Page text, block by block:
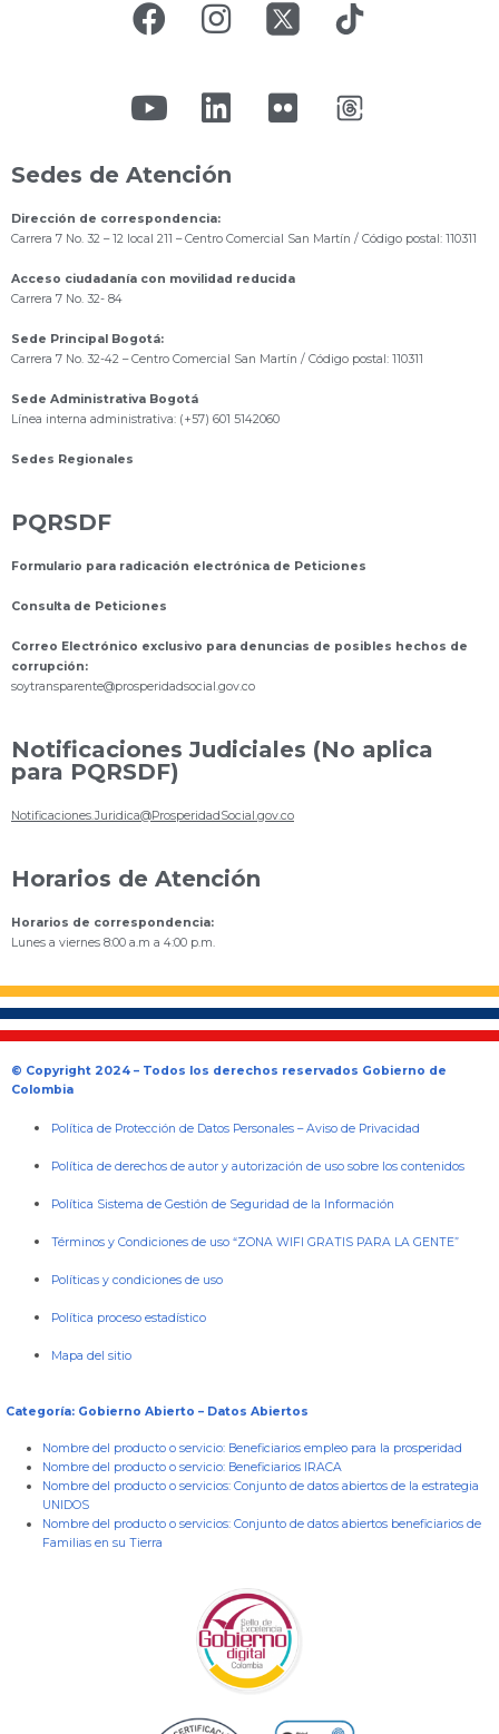
Sedes de Atención
Dirección de correspondencia:
Carrera 7 No. 32 – 12 local 211 – Centro Comercial San Martín / Código postal: 110311
Acceso ciudadanía con movilidad reducida
Carrera 7 No. 32- 84
Sede Principal Bogotá:
Carrera 7 No. 32-42 – Centro Comercial San Martín / Código postal: 110311
Sede Administrativa Bogotá
Línea interna administrativa: (+57) 601 5142060
Sedes Regionales
PQRSDF
Formulario para radicación electrónica de Peticiones
Consulta de Peticiones
Correo Electrónico exclusivo para denuncias de posibles hechos de
corrupción:
soytransparente@prosperidadsocial.gov.co
Notificaciones Judiciales (No aplica
para PQRSDF)
Notificaciones.Juridica@ProsperidadSocial.gov.co
Horarios de Atención
Horarios de correspondencia:
Lunes a viernes 8:00 a.m a 4:00 p.m.
© Copyright 2024 – Todos los derechos reservados Gobierno de
Colombia
Política de Protección de Datos Personales –Aviso de Privacidad
Política de derechos de autor y autorización de uso sobre los contenidos
Política Sistema de Gestión de Seguridad de la Información
Términos y Condiciones de uso “ZONA WIFI GRATIS PARA LA GENTE”
Políticas y condiciones de uso
Política proceso estadístico
Mapa del sitio
Categoría: Gobierno Abierto – Datos Abiertos
Nombre del producto o servicio: Beneficiarios empleo para la prosperidad
Nombre del producto o servicio: Beneficiarios IRACA
Nombre del producto o servicios: Conjunto de datos abiertos de la estrategia
UNIDOS
Nombre del producto o servicios: Conjunto de datos abiertos beneficiarios de
Familias en su Tierra